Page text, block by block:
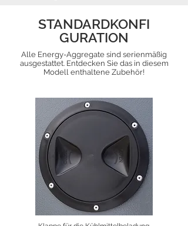
STANDARDKONFI
GURATION
Alle Energy-Aggregate sind serienmäßig
ausgestattet. Entdecken Sie das in diesem
Modell enthaltene Zubehör!